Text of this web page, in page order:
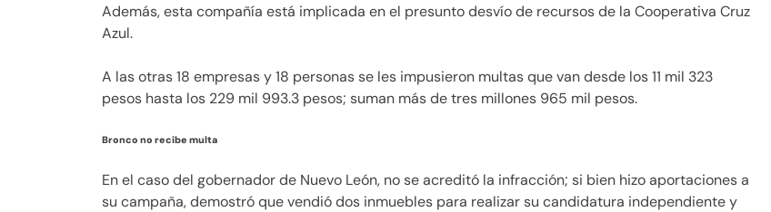
Además, esta compañía está implicada en el presunto desvío de recursos de la Cooperativa Cruz
Azul.
A las otras 18 empresas y 18 personas se les impusieron multas que van desde los 11 mil 323
pesos hasta los 229 mil 993.3 pesos; suman más de tres millones 965 mil pesos.
Bronco no recibe multa
En el caso del gobernador de Nuevo León, no se acreditó la infracción; si bien hizo aportaciones a
su campaña, demostró que vendió dos inmuebles para realizar su candidatura independiente y